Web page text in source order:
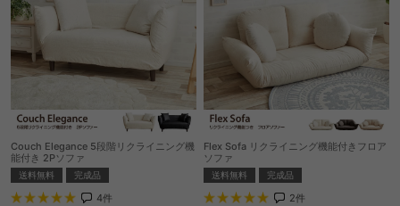
Couch Elegance 5段階リクライニング機
能付き 2Pソファ
送料無料 完成品
4件
Flex Sofa リクライニング機能付きフロア
ソファ
送料無料 完成品
2件